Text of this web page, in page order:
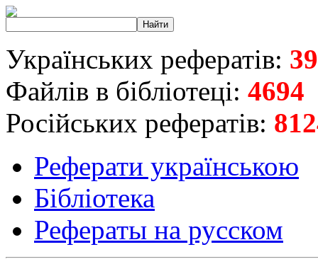
Українських рефератів:
Файлів в бібліотеці: 4694
Російських рефератів:
Реферати українською
Бібліотека
Рефераты на русском